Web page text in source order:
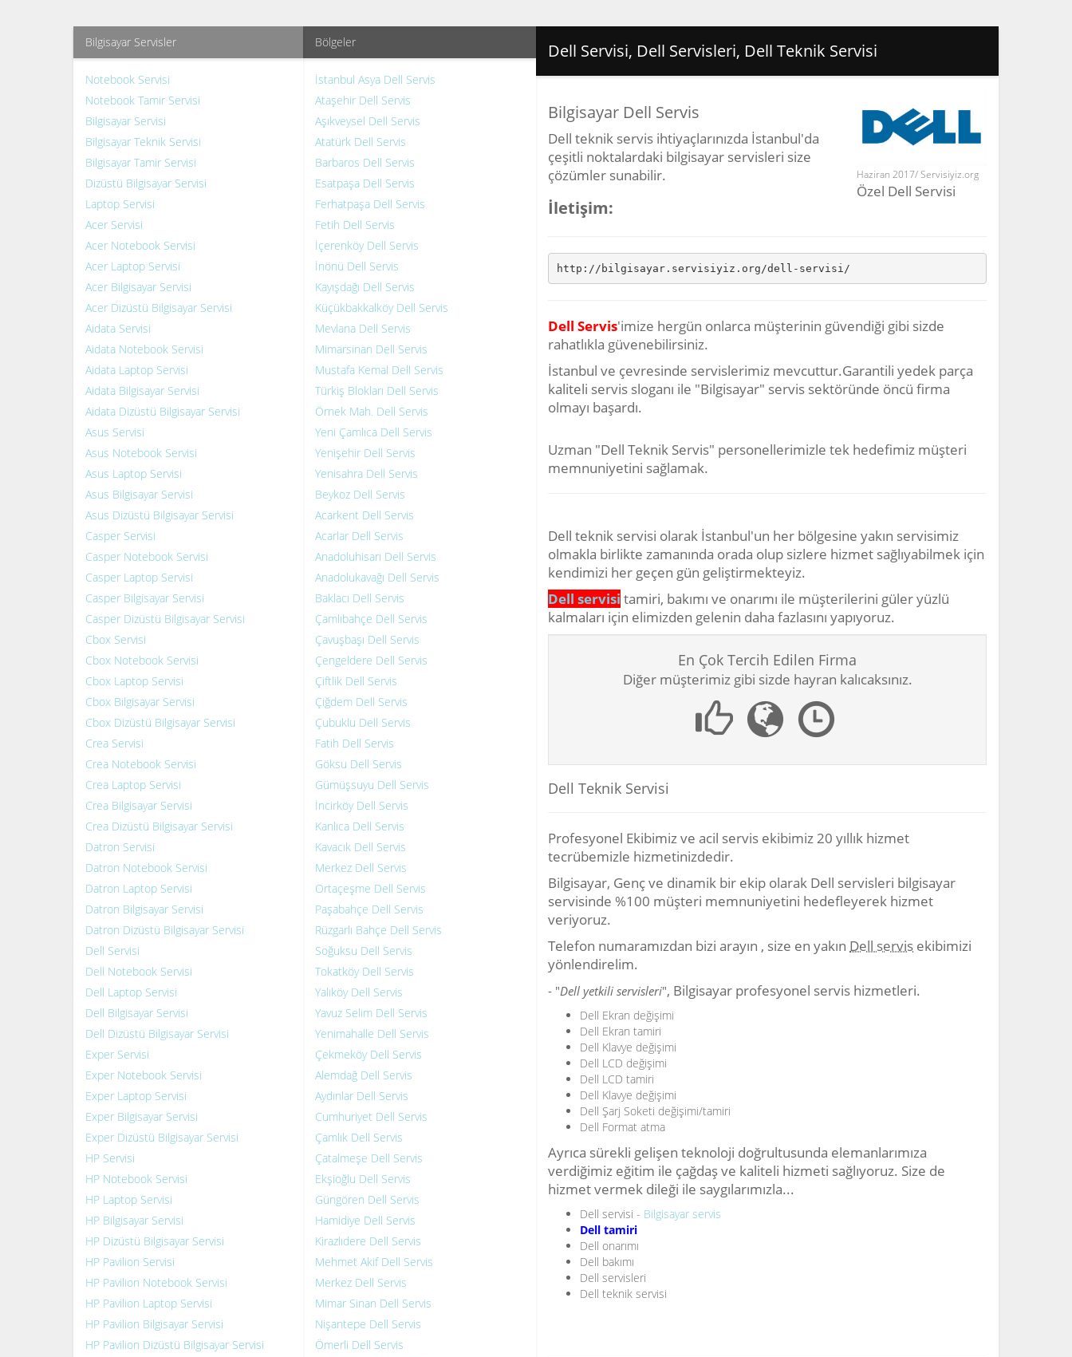
Dell Servisi, Dell Servisleri, Dell Teknik Servisi
Bilgisayar Dell Servis
Dell teknik servis ihtiyaçlarınızda İstanbul'da
çeşitli noktalardaki bilgisayar servisleri size
çözümler sunabilir.
İletişim:
Haziran 2017/ Servisiyiz.org
Özel Dell Servisi
http://bilgisayar.servisiyiz.org/dell-servisi/
Dell Servis'imize hergün onlarca müşterinin güvendiği gibi sizde
rahatlıkla güvenebilirsiniz.
İstanbul ve çevresinde servislerimiz mevcuttur.Garantili yedek parça
kaliteli servis sloganı ile "Bilgisayar" servis sektöründe öncü firma
olmayı başardı.
Uzman "Dell Teknik Servis" personellerimizle tek hedefimiz müşteri
memnuniyetini sağlamak.
Dell teknik servisi olarak İstanbul'un her bölgesine yakın servisimiz
olmakla birlikte zamanında orada olup sizlere hizmet sağlıyabilmek için
kendimizi her geçen gün geliştirmekteyiz.
Dell servisi tamiri, bakımı ve onarımı ile müşterilerini güler yüzlü
kalmaları için elimizden gelenin daha fazlasını yapıyoruz.
En Çok Tercih Edilen Firma
Diğer müşterimiz gibi sizde hayran kalıcaksınız.
Dell Teknik Servisi
Profesyonel Ekibimiz ve acil servis ekibimiz 20 yıllık hizmet
tecrübemizle hizmetinizdedir.
Bilgisayar, Genç ve dinamik bir ekip olarak Dell servisleri bilgisayar
servisinde %100 müşteri memnuniyetini hedefleyerek hizmet
veriyoruz.
Telefon numaramızdan bizi arayın , size en yakın Dell servis ekibimizi
yönlendirelim.
- "Dell yetkili servisleri", Bilgisayar profesyonel servis hizmetleri.
Dell Ekran değişimi
Dell Ekran tamiri
Dell Klavye değişimi
Dell LCD değişimi
Dell LCD tamiri
Dell Klavye değişimi
Dell Şarj Soketi değişimi/tamiri
Dell Format atma
Ayrıca sürekli gelişen teknoloji doğrultusunda elemanlarımıza
verdiğimiz eğitim ile çağdaş ve kaliteli hizmeti sağlıyoruz. Size de
hizmet vermek dileği ile saygılarımızla...
Dell servisi - Bilgisayar servis
Dell tamiri
Dell onarımı
Dell bakımı
Dell servisleri
Dell teknik servisi
Bölgeler
İstanbul Asya Dell Servis
Ataşehir Dell Servis
Aşıkveysel Dell Servis
Atatürk Dell Servis
Barbaros Dell Servis
Esatpaşa Dell Servis
Ferhatpaşa Dell Servis
Fetih Dell Servis
İçerenköy Dell Servis
İnönü Dell Servis
Kayışdağı Dell Servis
Küçükbakkalköy Dell Servis
Mevlana Dell Servis
Mimarsinan Dell Servis
Mustafa Kemal Dell Servis
Türkiş Blokları Dell Servis
Örnek Mah. Dell Servis
Yeni Çamlıca Dell Servis
Yenişehir Dell Servis
Yenisahra Dell Servis
Beykoz Dell Servis
Acarkent Dell Servis
Acarlar Dell Servis
Anadoluhisarı Dell Servis
Anadolukavağı Dell Servis
Baklacı Dell Servis
Çamlıbahçe Dell Servis
Çavuşbaşı Dell Servis
Çengeldere Dell Servis
Çiftlik Dell Servis
Çiğdem Dell Servis
Çubuklu Dell Servis
Fatih Dell Servis
Göksu Dell Servis
Gümüşsuyu Dell Servis
İncirköy Dell Servis
Kanlıca Dell Servis
Kavacık Dell Servis
Merkez Dell Servis
Ortaçeşme Dell Servis
Paşabahçe Dell Servis
Rüzgarlı Bahçe Dell Servis
Soğuksu Dell Servis
Tokatköy Dell Servis
Yalıköy Dell Servis
Yavuz Selim Dell Servis
Yenimahalle Dell Servis
Çekmeköy Dell Servis
Alemdağ Dell Servis
Aydınlar Dell Servis
Cumhuriyet Dell Servis
Çamlık Dell Servis
Çatalmeşe Dell Servis
Ekşioğlu Dell Servis
Güngören Dell Servis
Hamidiye Dell Servis
Kirazlıdere Dell Servis
Mehmet Akif Dell Servis
Merkez Dell Servis
Mimar Sinan Dell Servis
Nişantepe Dell Servis
Ömerli Dell Servis
Bilgisayar Servisler
Notebook Servisi
Notebook Tamir Servisi
Bilgisayar Servisi
Bilgisayar Teknik Servisi
Bilgisayar Tamir Servisi
Dizüstü Bilgisayar Servisi
Laptop Servisi
Acer Servisi
Acer Notebook Servisi
Acer Laptop Servisi
Acer Bilgisayar Servisi
Acer Dizüstü Bilgisayar Servisi
Aidata Servisi
Aidata Notebook Servisi
Aidata Laptop Servisi
Aidata Bilgisayar Servisi
Aidata Dizüstü Bilgisayar Servisi
Asus Servisi
Asus Notebook Servisi
Asus Laptop Servisi
Asus Bilgisayar Servisi
Asus Dizüstü Bilgisayar Servisi
Casper Servisi
Casper Notebook Servisi
Casper Laptop Servisi
Casper Bilgisayar Servisi
Casper Dizüstü Bilgisayar Servisi
Cbox Servisi
Cbox Notebook Servisi
Cbox Laptop Servisi
Cbox Bilgisayar Servisi
Cbox Dizüstü Bilgisayar Servisi
Crea Servisi
Crea Notebook Servisi
Crea Laptop Servisi
Crea Bilgisayar Servisi
Crea Dizüstü Bilgisayar Servisi
Datron Servisi
Datron Notebook Servisi
Datron Laptop Servisi
Datron Bilgisayar Servisi
Datron Dizüstü Bilgisayar Servisi
Dell Servisi
Dell Notebook Servisi
Dell Laptop Servisi
Dell Bilgisayar Servisi
Dell Dizüstü Bilgisayar Servisi
Exper Servisi
Exper Notebook Servisi
Exper Laptop Servisi
Exper Bilgisayar Servisi
Exper Dizüstü Bilgisayar Servisi
HP Servisi
HP Notebook Servisi
HP Laptop Servisi
HP Bilgisayar Servisi
HP Dizüstü Bilgisayar Servisi
HP Pavilion Servisi
HP Pavilion Notebook Servisi
HP Pavilion Laptop Servisi
HP Pavilion Bilgisayar Servisi
HP Pavilion Dizüstü Bilgisayar Servisi